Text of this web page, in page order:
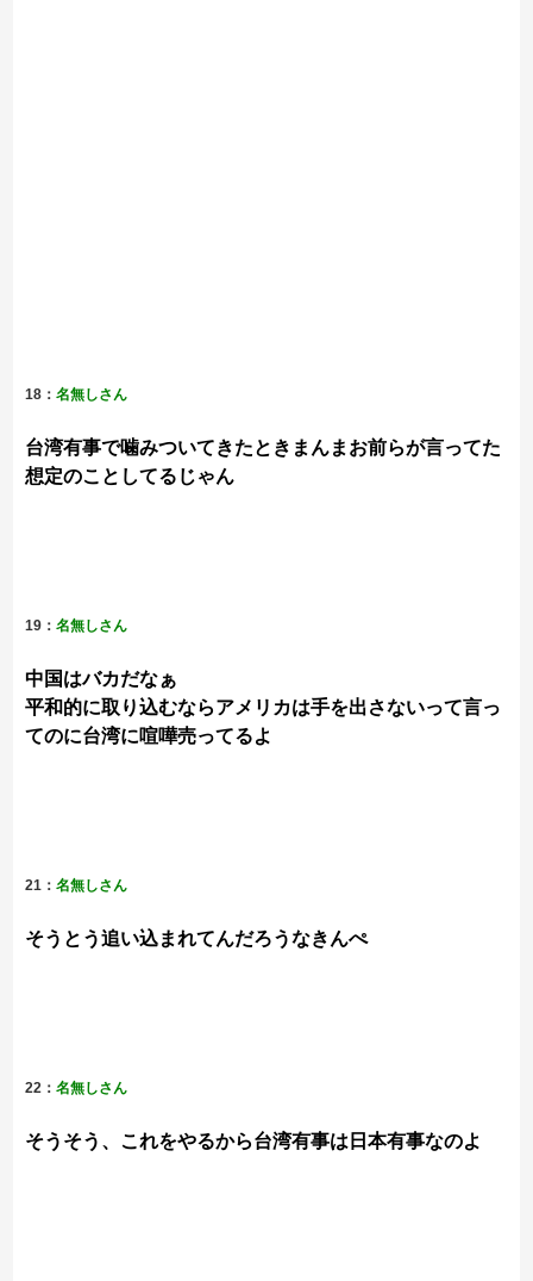
18：名無しさん
台湾有事で噛みついてきたときまんまお前らが言ってた
想定のことしてるじゃん
19：名無しさん
中国はバカだなぁ
平和的に取り込むならアメリカは手を出さないって言っ
てのに台湾に喧嘩売ってるよ
21：名無しさん
そうとう追い込まれてんだろうなきんぺ
22：名無しさん
そうそう、これをやるから台湾有事は日本有事なのよ